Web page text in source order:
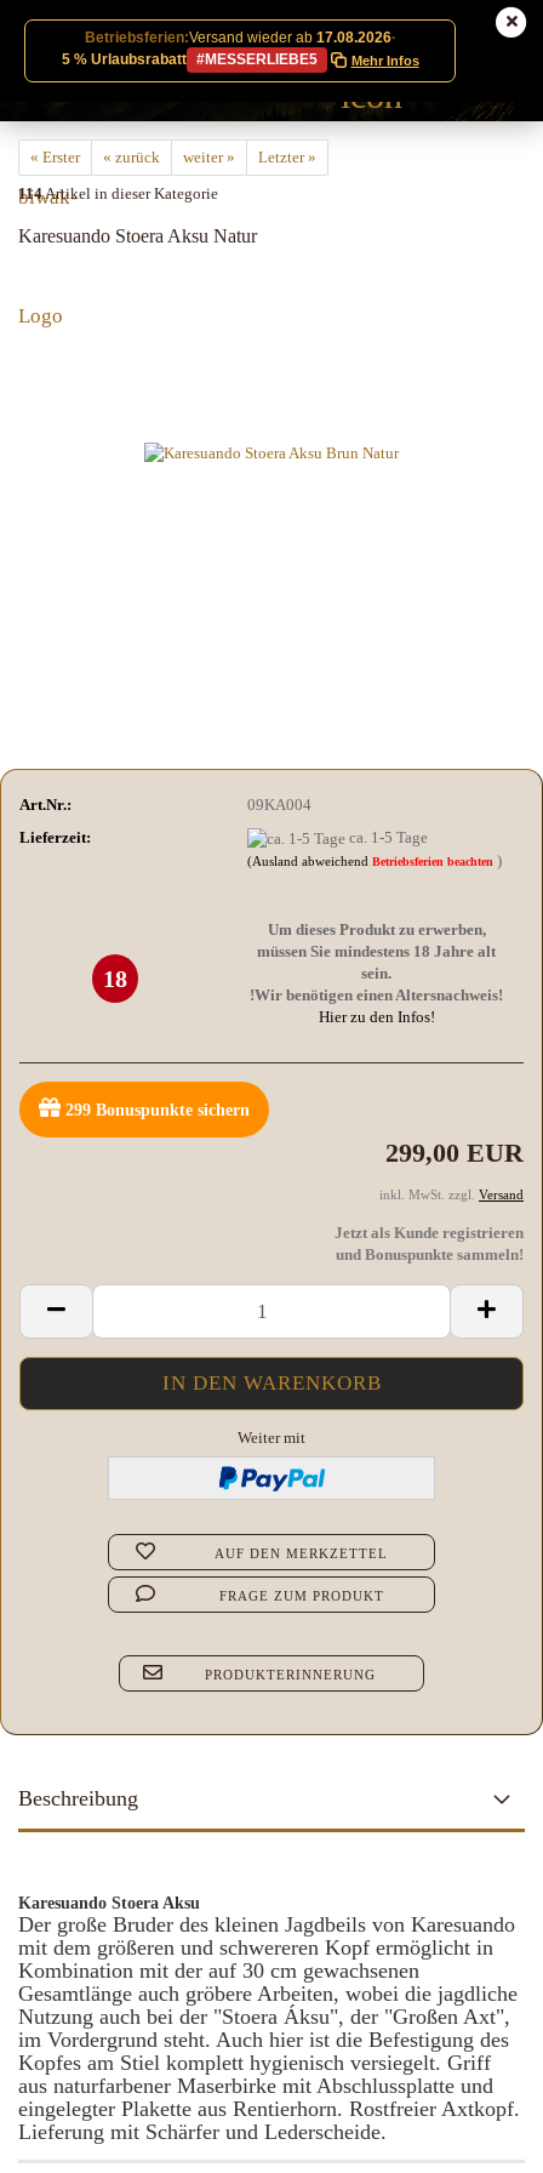
Betriebsferien:Versand wieder ab 17.08.2026·
5 % Urlaubsrabatt
#MESSERLIEBE5 Mehr Infos
« Erster « zurück weiter »
Letzter »
114Artikel in dieser Kategorie
Karesuando Stoera Aksu Natur
Art.Nr.:
09KA004
Lieferzeit:
ca. 1-5 Tage
(Ausland abweichendBetriebsferien beachten )
18
Um dieses Produkt zu erwerben,
müssen Sie mindestens 18 Jahre alt
sein.
!Wir benötigen einen Altersnachweis!
Hier zu den Infos!
299 Bonuspunkte sichern
299,00 EUR
inkl. MwSt. zzgl. Versand
Jetzt als Kunde registrieren
und Bonuspunkte sammeln!
Weiter mit
AUF DEN MERKZETTEL
FRAGE ZUM PRODUKT
PRODUKTERINNERUNG
Beschreibung
Karesuando Stoera Aksu
Der große Bruder des kleinen Jagdbeils von Karesuando
mit dem größeren und schwereren Kopf ermöglicht in
Kombination mit der auf 30 cm gewachsenen
Gesamtlänge auch gröbere Arbeiten, wobei die jagdliche
Nutzung auch bei der "Stoera Áksu", der "Großen Axt",
im Vordergrund steht. Auch hier ist die Befestigung des
Kopfes am Stiel komplett hygienisch versiegelt. Griff
aus naturfarbener Maserbirke mit Abschlussplatte und
eingelegter Plakette aus Rentierhorn. Rostfreier Axtkopf.
Lieferung mit Schärfer und Lederscheide.